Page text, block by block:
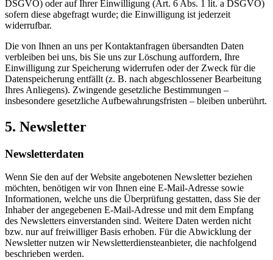
DSGVO) oder auf Ihrer Einwilligung (Art. 6 Abs. 1 lit. a DSGVO)
sofern diese abgefragt wurde; die Einwilligung ist jederzeit
widerrufbar.
Die von Ihnen an uns per Kontaktanfragen übersandten Daten
verbleiben bei uns, bis Sie uns zur Löschung auffordern, Ihre
Einwilligung zur Speicherung widerrufen oder der Zweck für die
Datenspeicherung entfällt (z. B. nach abgeschlossener Bearbeitung
Ihres Anliegens). Zwingende gesetzliche Bestimmungen –
insbesondere gesetzliche Aufbewahrungsfristen – bleiben unberührt.
5. Newsletter
Newsletter­daten
Wenn Sie den auf der Website angebotenen Newsletter beziehen
möchten, benötigen wir von Ihnen eine E-Mail-Adresse sowie
Informationen, welche uns die Überprüfung gestatten, dass Sie der
Inhaber der angegebenen E-Mail-Adresse und mit dem Empfang
des Newsletters einverstanden sind. Weitere Daten werden nicht
bzw. nur auf freiwilliger Basis erhoben. Für die Abwicklung der
Newsletter nutzen wir Newsletterdiensteanbieter, die nachfolgend
beschrieben werden.